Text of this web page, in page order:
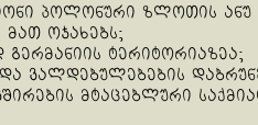
პოლონური ზლოთის
მათ ოჯახებს;
ტერიტორიაზეა;
ვალდებულებების
მტაცებლური